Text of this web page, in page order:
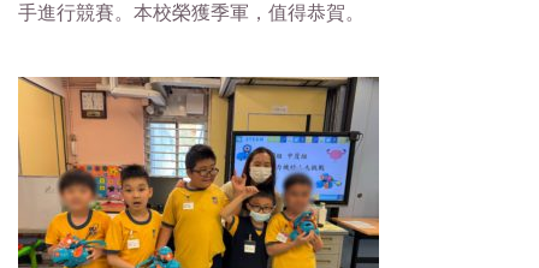
手進行競賽。本校榮獲季軍，值得恭賀。